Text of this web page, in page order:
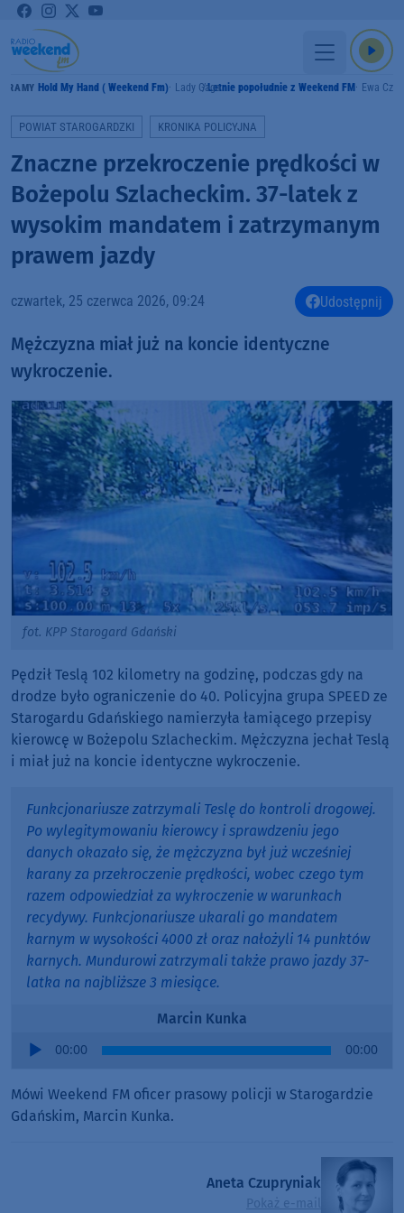
GRAMY Hold My Hand ( Weekend Fm) Lady GagaLetnie popołudnie z Weekend FM Ewa Czyż
POWIAT STAROGARDZKI KRONIKA POLICYJNA
Znaczne przekroczenie prędkości w
Bożepolu Szlacheckim. 37-latek z
wysokim mandatem i zatrzymanym
prawem jazdy
czwartek, 25 czerwca 2026, 09:24 Udostępnij
Mężczyzna miał już na koncie identyczne
wykroczenie.
fot. KPP Starogard Gdański
Pędził Teslą 102 kilometry na godzinę, podczas gdy na
drodze było ograniczenie do 40. Policyjna grupa SPEED ze
Starogardu Gdańskiego namierzyła łamiącego przepisy
kierowcę w Bożepolu Szlacheckim. Mężczyzna jechał Teslą
i miał już na koncie identyczne wykroczenie.
Funkcjonariusze zatrzymali Teslę do kontroli drogowej.
Po wylegitymowaniu kierowcy i sprawdzeniu jego
danych okazało się, że mężczyzna był już wcześniej
karany za przekroczenie prędkości, wobec czego tym
razem odpowiedział za wykroczenie w warunkach
recydywy. Funkcjonariusze ukarali go mandatem
karnym w wysokości 4000 zł oraz nałożyli 14 punktów
karnych. Mundurowi zatrzymali także prawo jazdy 37-
latka na najbliższe 3 miesiące.
Marcin Kunka
Audio
00:00 00:00
Mówi Weekend FM oficer prasowy policji w Starogardzie
Gdańskim, Marcin Kunka.
Aneta Czupryniak
Pokaż e-mail